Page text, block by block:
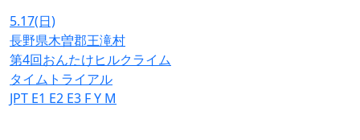
5.17(日)
長野県木曽郡王滝村
第4回おんたけヒルクライム
タイムトライアル
JPT E1 E2 E3 FY M